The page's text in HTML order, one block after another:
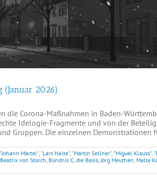
2026)
die Corona-Maßnahmen in Baden-
Idelogie-Fragmente und von der
Gruppen. Die einzelnen
"Johann Martel", "Lars Haise", "Martin Sellner", "Miguel Klauss",
Beatrix von Storch, Bündnis C, die Basis,Jörg Meuthen, Malte